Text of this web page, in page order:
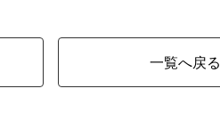
一覧へ戻る